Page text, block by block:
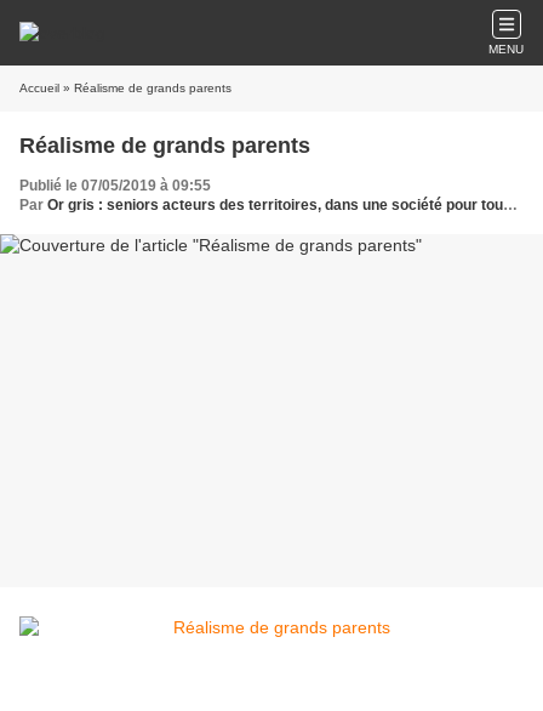
MENU
Accueil » Réalisme de grands parents
Réalisme de grands parents
Publié le 07/05/2019 à 09:55
Par Or gris : seniors acteurs des territoires, dans une société pour tous les âges